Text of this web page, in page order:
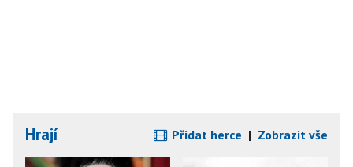
Hrají Přidat herce | Zobrazit vše